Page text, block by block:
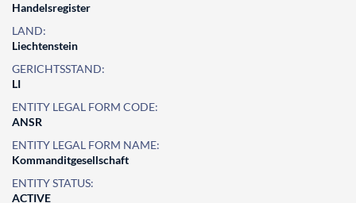
Handelsregister
LAND:
Liechtenstein
GERICHTSSTAND:
LI
ENTITY LEGAL FORM CODE:
ANSR
ENTITY LEGAL FORM NAME:
Kommanditgesellschaft
ENTITY STATUS:
ACTIVE